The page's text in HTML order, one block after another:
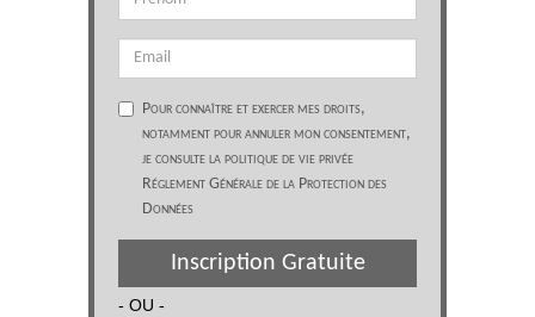
Pour connaître et exercer mes droits,
notamment pour annuler mon consentement,
je consulte la politique de vie privée
Réglement Générale de la Protection des
Données
Inscription Gratuite
- OU -